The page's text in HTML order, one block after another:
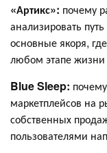
«Артикс»: почему
анализировать
основные якоря,
любом этапе
Blue Sleep:
маркетплейсов на
собственных
пользователями